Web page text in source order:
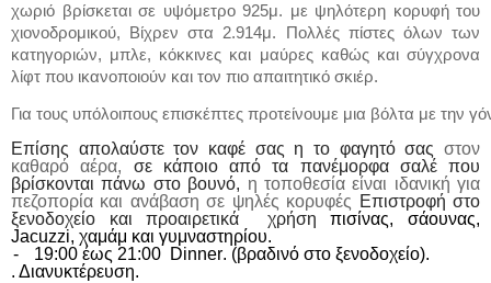
χωριό βρίσκεται σε υψόμετρο 925μ. με ψηλότερη κορυφή του
χιονοδρομικού, Βίχρεν στα 2.914μ. Πολλές πίστες όλων των
κατηγοριών, μπλε, κόκκινες και μαύρες καθώς και σύγχρονα
λίφτ που ικανοποιούν και τον πιο απαιτητικό σκιέρ.
Για τους υπόλοιπους επισκέπτες προτείνουμε μια βόλτα με την
Επίσης απολαύστε τον καφέ σας η το φαγητό σας στον
καθαρό αέρα, σε κάποιο από τα πανέμορφα σαλέ που
βρίσκονται πάνω στο βουνό, η τοποθεσία είναι ιδανική για
πεζοπορία και ανάβαση σε ψηλές κορυφές Επιστροφή στο
ξενοδοχείο και προαιρετικά
χρήσηπισίνας, σάουνας,
Jacuzzi, χαμάμ και γυμναστηρίου.
-
19:00 έως 21:00 Dinner. (βραδινό στο ξενοδοχείο).
. Διανυκτέρευση.